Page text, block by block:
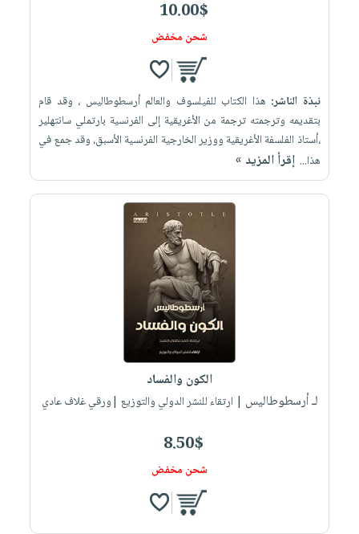
10.00$
شحن مخفض
نبذة الناشر: هذا الكتاب للفيلسوف والعالم أرسطوطاليس ، وقد قام
بتقديمه وترجمته ترجمة من الأغريقية إلى الفرنسية بارتملي سانتهلير
،أستاذ الفلسفة الأغريقية ووزير الخارجية الفرنسية الأسبق، وقد جمع في
هذا... إقرأ المزيد »
الكون والفساد
لـ أرسطوطاليس | ارتقاء للنشر الدولي والتوزيع |ورقي غلاف عادي
8.50$
شحن مخفض